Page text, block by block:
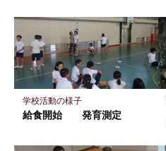
学校活動の様子
給食開始 発育測定